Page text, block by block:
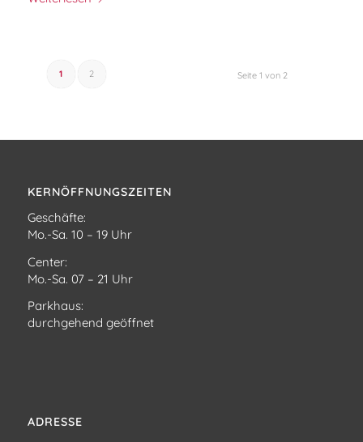
Seite 1 von 2
1 2
KERNÖFFNUNGSZEITEN
Geschäfte:
Mo.-Sa. 10 – 19 Uhr
Center:
Mo.-Sa. 07 – 21 Uhr
Parkhaus:
durchgehend geöffnet
ADRESSE